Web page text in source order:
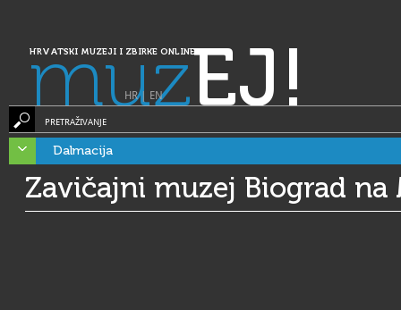
HRVATSKI MUZEJI I ZBIRKE ONLINE
muzEJ!
HR| EN
PRETRAŽIVANJE
Dalmacija
Zavičajni muzej Biograd na